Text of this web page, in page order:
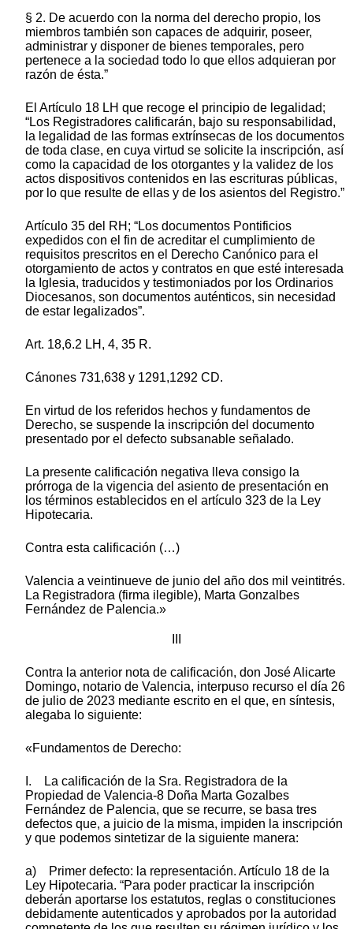
§ 2. De acuerdo con la norma del derecho propio, los
miembros también son capaces de adquirir, poseer,
administrar y disponer de bienes temporales, pero
pertenece a la sociedad todo lo que ellos adquieran por
razón de ésta.”
El Artículo 18 LH que recoge el principio de legalidad;
“Los Registradores calificarán, bajo su responsabilidad,
la legalidad de las formas extrínsecas de los documentos
de toda clase, en cuya virtud se solicite la inscripción, así
como la capacidad de los otorgantes y la validez de los
actos dispositivos contenidos en las escrituras públicas,
por lo que resulte de ellas y de los asientos del Registro.”
Artículo 35 del RH; “Los documentos Pontificios
expedidos con el fin de acreditar el cumplimiento de
requisitos prescritos en el Derecho Canónico para el
otorgamiento de actos y contratos en que esté interesada
la Iglesia, traducidos y testimoniados por los Ordinarios
Diocesanos, son documentos auténticos, sin necesidad
de estar legalizados”.
Art. 18,6.2 LH, 4, 35 R.
Cánones 731,638 y 1291,1292 CD.
En virtud de los referidos hechos y fundamentos de
Derecho, se suspende la inscripción del documento
presentado por el defecto subsanable señalado.
La presente calificación negativa lleva consigo la
prórroga de la vigencia del asiento de presentación en
los términos establecidos en el artículo 323 de la Ley
Hipotecaria.
Contra esta calificación (…)
Valencia a veintinueve de junio del año dos mil veintitrés.
La Registradora (firma ilegible), Marta Gonzalbes
Fernández de Palencia.»
Contra la anterior nota de calificación, don José Alicarte
Domingo, notario de Valencia, interpuso recurso el día 26
de julio de 2023 mediante escrito en el que, en síntesis,
alegaba lo siguiente:
«Fundamentos de Derecho:
I. La calificación de la Sra. Registradora de la
Propiedad de Valencia-8 Doña Marta Gozalbes
Fernández de Palencia, que se recurre, se basa tres
defectos que, a juicio de la misma, impiden la inscripción
y que podemos sintetizar de la siguiente manera:
a) Primer defecto: la representación. Artículo 18 de la
Ley Hipotecaria. “Para poder practicar la inscripción
deberán aportarse los estatutos, reglas o constituciones
debidamente autenticados y aprobados por la autoridad